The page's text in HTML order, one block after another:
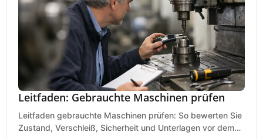
Leitfaden: Gebrauchte Maschinen prüfen
Leitfaden gebrauchte Maschinen prüfen: So bewerten Sie
Zustand, Verschleiß, Sicherheit und Unterlagen vor dem